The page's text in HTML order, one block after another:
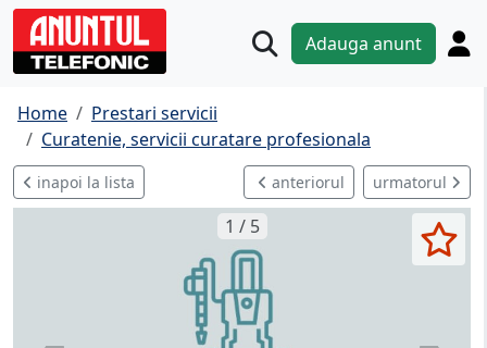
Adauga anunt
Home
Prestari servicii
Curatenie, servicii curatare profesionala
inapoi la lista anteriorul urmatorul
1 / 5